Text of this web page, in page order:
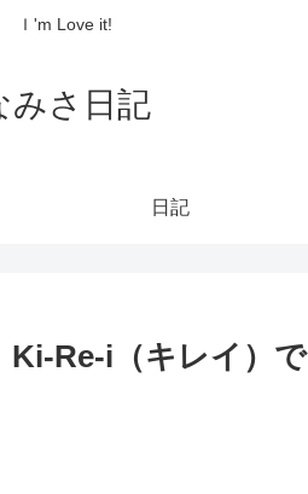
Ｉ'm Love it!
みさ日記
日記
Ki-Re-i（キレイ）で